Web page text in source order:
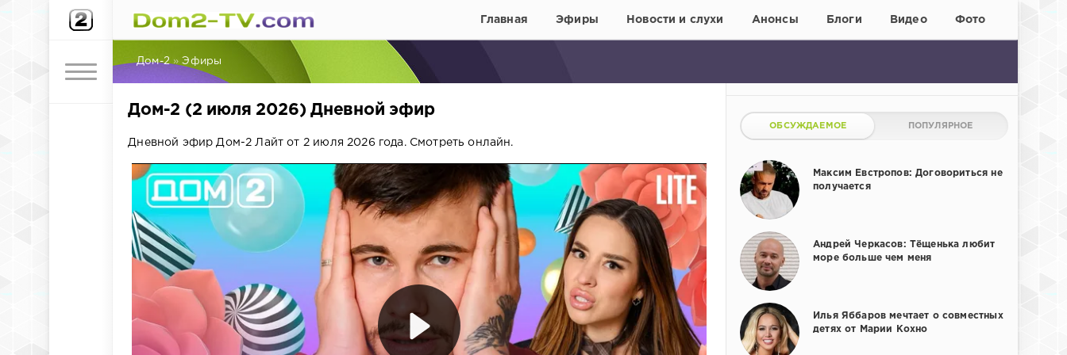
Главная Эфиры Новости и слухи Анонсы Блоги Видео Фото
Дом-2 »Эфиры
Дом-2 (2 июля 2026) Дневной эфир
Дневной эфир Дом-2 Лайт от 2 июля 2026 года. Смотреть онлайн.
ОБСУЖДАЕМОЕ ПОПУЛЯРНОЕ
Максим Евстропов: Договориться не
получается
Андрей Черкасов: Тёщенька любит
море больше чем меня
Илья Яббаров мечтает о совместных
детях от Марии Кохно